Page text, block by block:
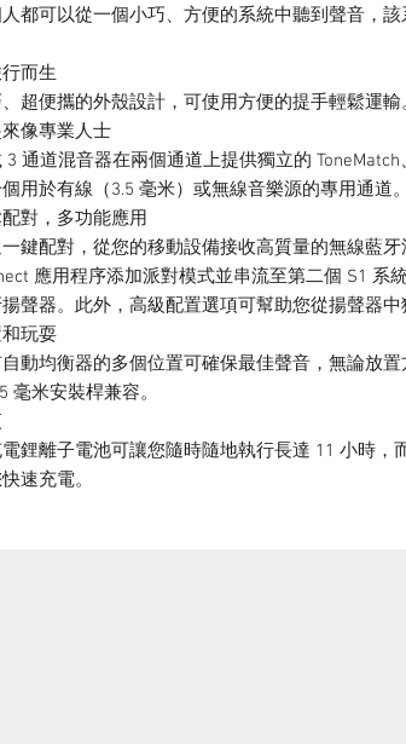
都可以從一個小巧、方便的系統中聽到聲音，
而生
超便攜的外殼設計，可使用方便的提手輕鬆運輸
像專業人士
3 通道混音器在兩個通道上提供獨立的 ToneMatch
用於有線（3.5 毫米）或無線音樂源的專用通道。
對，多功能應用
鍵配對，從您的移動設備接收高質量的無線藍牙
應用程序添加派對模式並串流至第二個 S1 系
聲器。此外，高級配置選項可幫助您從揚聲器中
玩耍
動均衡器的多個位置可確保最佳聲音，無論放
毫米安裝桿兼容。
電鋰離子電池可讓您隨時隨地執行長達 11 小時，
速充電。